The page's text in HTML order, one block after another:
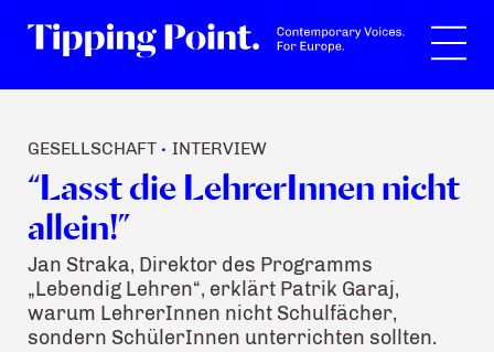
GESELLSCHAFT • INTERVIEW
“Lasst die LehrerInnen nicht
allein!”
Jan Straka, Direktor des Programms
„Lebendig Lehren“, erklärt Patrik Garaj,
warum LehrerInnen nicht Schulfächer,
sondern SchülerInnen unterrichten sollten.